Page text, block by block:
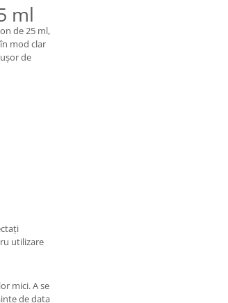
ml
de 25 ml,
mod clar
de
utilizare
mici. A se
de data